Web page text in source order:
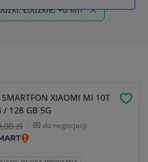
Łódzkie, +0 km
SMARTFON XIAOMI MI 10T
/ 128 GB 5G
,00 zł do negocjacji